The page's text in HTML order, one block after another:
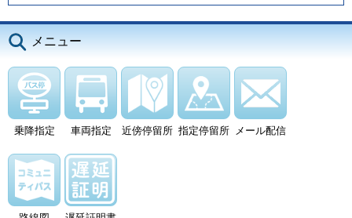
メニュー
乗降指定 車両指定 近傍停留所 指定停留所 メール配信